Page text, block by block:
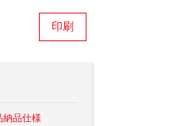
印刷
納品仕様